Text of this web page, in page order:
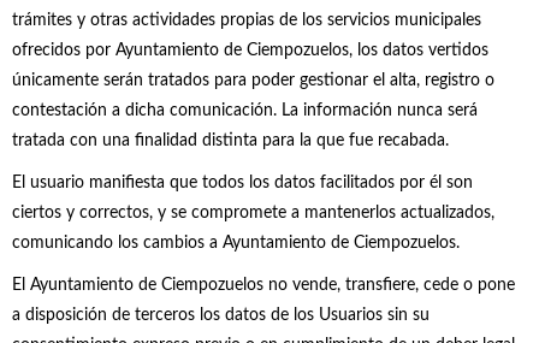
trámites y otras actividades propias de los servicios municipales
ofrecidos por Ayuntamiento de Ciempozuelos, los datos vertidos
únicamente serán tratados para poder gestionar el alta, registro o
contestación a dicha comunicación. La información nunca será
tratada con una finalidad distinta para la que fue recabada.
El usuario manifiesta que todos los datos facilitados por él son
ciertos y correctos, y se compromete a mantenerlos actualizados,
comunicando los cambios a Ayuntamiento de Ciempozuelos.
El Ayuntamiento de Ciempozuelos no vende, transfiere, cede o pone
a disposición de terceros los datos de los Usuarios sin su